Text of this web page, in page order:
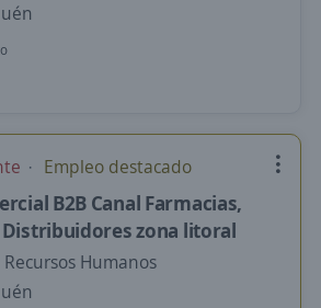
Empleo destacado
B2B Canal Farmacias,
zona litoral
Recursos Humanos